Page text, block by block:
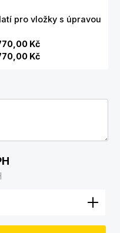
pro vložky s úpravou
Kč
Kč
požadované